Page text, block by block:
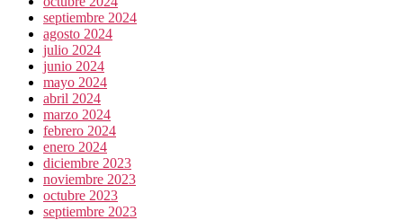
septiembre 2024
agosto 2024
julio 2024
junio 2024
mayo 2024
abril 2024
marzo 2024
febrero 2024
enero 2024
diciembre 2023
noviembre 2023
octubre 2023
septiembre 2023